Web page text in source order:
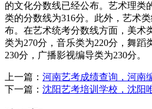
的文化分数线已经公布。艺术理类
类的分数线为316分。此外，艺术
布。在艺术统考分数线方面，美术
类为270分，音乐类为220分，舞蹈
230分，广播影视编导类为230分。
上一篇： 河南艺考成绩查询，河南
下一篇： 沈阳艺考培训学校，沈阳